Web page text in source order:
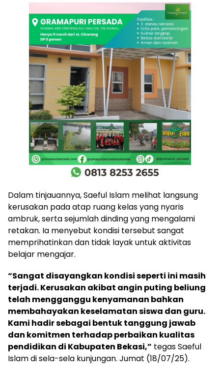
Dalam tinjauannya, Saeful Islam melihat langsung
kerusakan pada atap ruang kelas yang nyaris
ambruk, serta sejumlah dinding yang mengalami
retakan. Ia menyebut kondisi tersebut sangat
memprihatinkan dan tidak layak untuk aktivitas
belajar mengajar.
“Sangat disayangkan kondisi seperti ini masih
terjadi. Kerusakan akibat angin puting beliung
telah mengganggu kenyamanan bahkan
membahayakan keselamatan siswa dan guru.
Kami hadir sebagai bentuk tanggung jawab
dan komitmen terhadap perbaikan kualitas
pendidikan di Kabupaten Bekasi,” tegas Saeful
Islam di sela-sela kunjungan. Jumat (18/07/25).